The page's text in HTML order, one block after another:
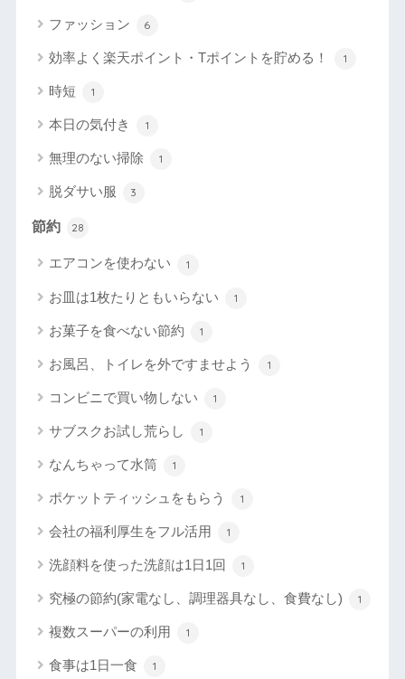
ファッション 6
効率よく楽天ポイント・Tポイントを貯める！ 1
時短 1
本日の気付き 1
無理のない掃除 1
脱ダサい服 3
節約 28
エアコンを使わない 1
お皿は1枚たりともいらない 1
お菓子を食べない節約 1
お風呂、トイレを外ですませよう 1
コンビニで買い物しない 1
サブスクお試し荒らし 1
なんちゃって水筒 1
ポケットティッシュをもらう 1
会社の福利厚生をフル活用 1
洗顔料を使った洗顔は1日1回 1
究極の節約(家電なし、調理器具なし、食費なし) 1
複数スーパーの利用 1
食事は1日一食 1